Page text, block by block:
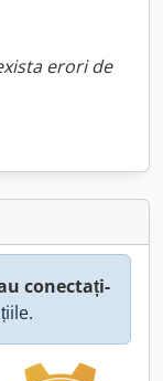
erori de
conectați-